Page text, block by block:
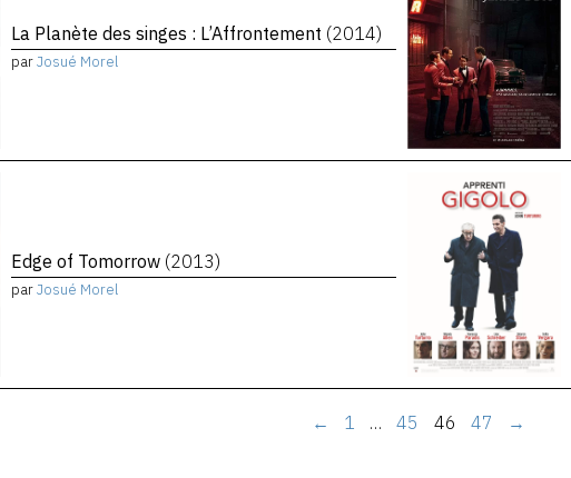
La Planète des singes : L’Affrontement (2014)
parJosué Morel
Edge of Tomorrow (2013)
parJosué Morel
← 1 … 45 46 47 →